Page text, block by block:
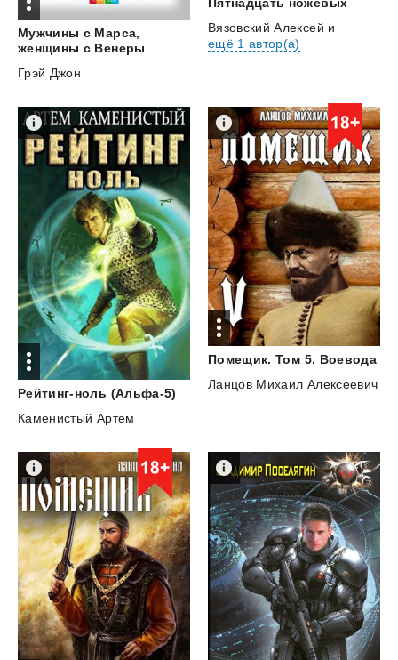
Мужчины с Марса,
женщины с Венеры
Грэй Джон
Пятнадцать ножевых
Вязовский Алексей и
ещё 1 автор(а)
Рейтинг-ноль (Альфа-5)
Каменистый Артем
Помещик. Том 5. Воевода
Ланцов Михаил Алексеевич